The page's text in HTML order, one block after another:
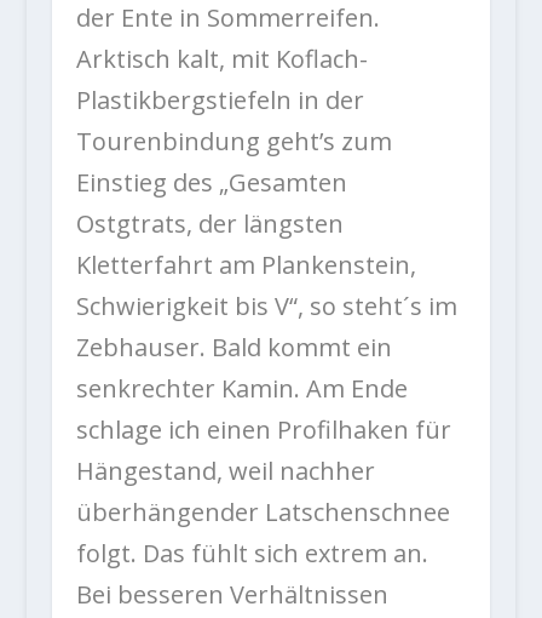
der Ente in Sommerreifen.
Arktisch kalt, mit Koflach-
Plastikbergstiefeln in der
Tourenbindung geht’s zum
Einstieg des „Gesamten
Ostgtrats, der längsten
Kletterfahrt am Plankenstein,
Schwierigkeit bis V“, so steht´s im
Zebhauser. Bald kommt ein
senkrechter Kamin. Am Ende
schlage ich einen Profilhaken für
Hängestand, weil nachher
überhängender Latschenschnee
folgt. Das fühlt sich extrem an.
Bei besseren Verhältnissen